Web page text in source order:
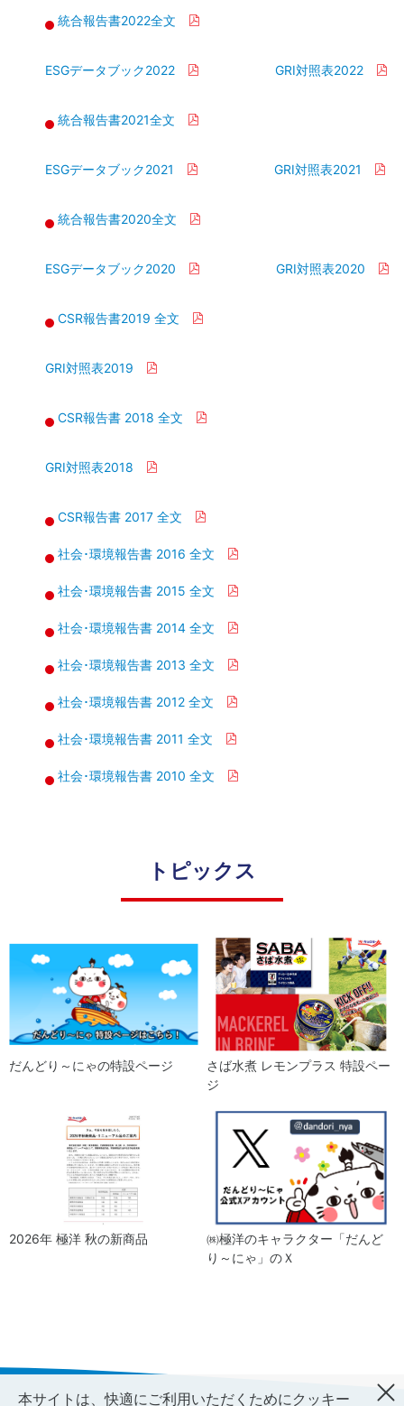
本サイトは、快適にご利用いただくためにクッキー
統合報告書2022全文
ESGデータブック2022 GRI対照表2022
統合報告書2021全文
ESGデータブック2021 GRI対照表2021
統合報告書2020全文
ESGデータブック2020 GRI対照表2020
CSR報告書2019 全文
GRI対照表2019
CSR報告書 2018 全文
GRI対照表2018
CSR報告書 2017 全文
社会･環境報告書 2016 全文
社会･環境報告書 2015 全文
社会･環境報告書 2014 全文
社会･環境報告書 2013 全文
社会･環境報告書 2012 全文
社会･環境報告書 2011 全文
社会･環境報告書 2010 全文
トピックス
だんどり～にゃの特設ページ
さば水煮 レモンプラス 特設ペー
ジ
2026年 極洋 秋の新商品
㈱極洋のキャラクター「だんど
り～にゃ」のＸ